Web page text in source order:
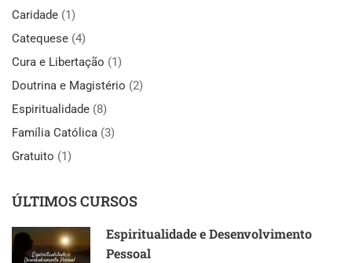
Caridade (1)
Catequese (4)
Cura e Libertação (1)
Doutrina e Magistério (2)
Espiritualidade (8)
Família Católica (3)
Gratuito (1)
ÚLTIMOS CURSOS
Espiritualidade e Desenvolvimento
Pessoal